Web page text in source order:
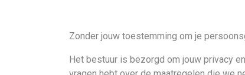
Zonder jouw toestemming om je
Het bestuur is bezorgd om jouw privacy